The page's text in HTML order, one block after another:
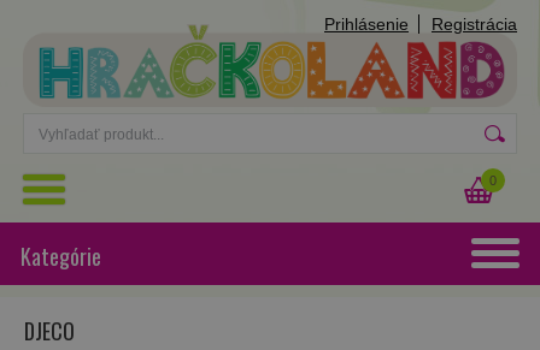
Prihlásenie Registrácia
0
Kategórie
DJECO